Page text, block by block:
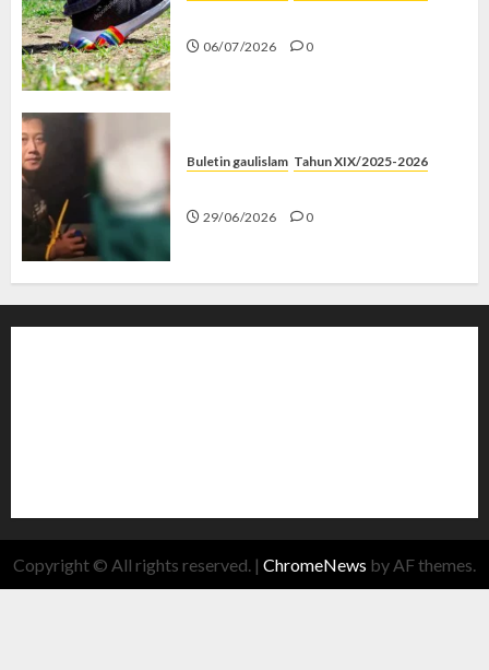
06/07/2026 0
Buletin gaulislam Tahun XIX/2025-2026
29/06/2026 0
Copyright © All rights reserved. | ChromeNews by AF themes.